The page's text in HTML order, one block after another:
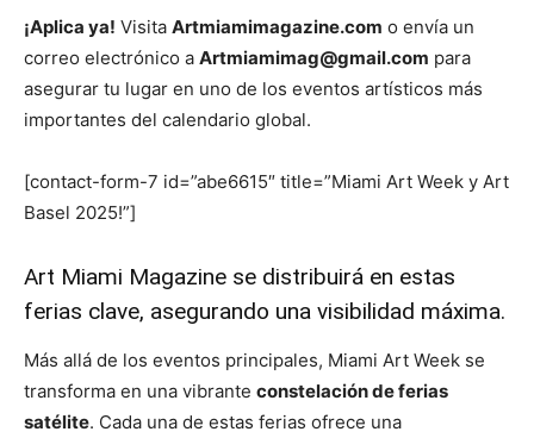
¡Aplica ya! Visita Artmiamimagazine.com o envía un
correo electrónico a Artmiamimag@gmail.com para
asegurar tu lugar en uno de los eventos artísticos más
importantes del calendario global.
[contact-form-7 id=”abe6615″ title=”Miami Art Week y Art
Basel 2025!”]
Art Miami Magazine se distribuirá en estas
ferias clave, asegurando una visibilidad máxima.
Más allá de los eventos principales, Miami Art Week se
transforma en una vibrante constelación de ferias
satélite. Cada una de estas ferias ofrece una